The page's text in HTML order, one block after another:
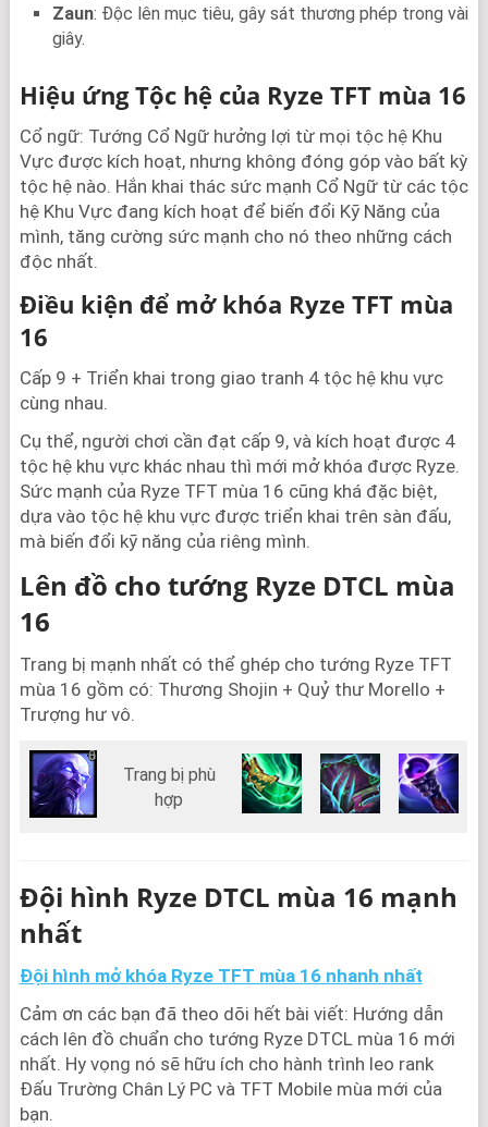
Zaun: Độc lên mục tiêu, gây sát thương phép trong vài
giây.
Hiệu ứng Tộc hệ của Ryze TFT mùa 16
Cổ ngữ: Tướng Cổ Ngữ hưởng lợi từ mọi tộc hệ Khu
Vực được kích hoạt, nhưng không đóng góp vào bất kỳ
tộc hệ nào. Hắn khai thác sức mạnh Cổ Ngữ từ các tộc
hệ Khu Vực đang kích hoạt để biến đổi Kỹ Năng của
mình, tăng cường sức mạnh cho nó theo những cách
độc nhất.
Điều kiện để mở khóa Ryze TFT mùa
16
Cấp 9 + Triển khai trong giao tranh 4 tộc hệ khu vực
cùng nhau.
Cụ thể, người chơi cần đạt cấp 9, và kích hoạt được 4
tộc hệ khu vực khác nhau thì mới mở khóa được Ryze.
Sức mạnh của Ryze TFT mùa 16 cũng khá đặc biệt,
dựa vào tộc hệ khu vực được triển khai trên sàn đấu,
mà biến đổi kỹ năng của riêng mình.
Lên đồ cho tướng Ryze DTCL mùa
16
Trang bị mạnh nhất có thể ghép cho tướng Ryze TFT
mùa 16 gồm có: Thương Shojin + Quỷ thư Morello +
Trượng hư vô.
Trang bị phù
hợp
Đội hình Ryze DTCL mùa 16 mạnh
nhất
Đội hình mở khóa Ryze TFT mùa 16 nhanh nhất
Cảm ơn các bạn đã theo dõi hết bài viết: Hướng dẫn
cách lên đồ chuẩn cho tướng Ryze DTCL mùa 16 mới
nhất. Hy vọng nó sẽ hữu ích cho hành trình leo rank
Đấu Trường Chân Lý PC và TFT Mobile mùa mới của
bạn.